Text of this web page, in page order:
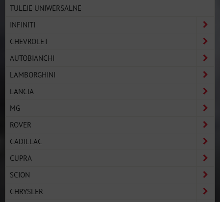
TULEJE UNIWERSALNE
INFINITI
CHEVROLET
AUTOBIANCHI
LAMBORGHINI
LANCIA
MG
ROVER
CADILLAC
CUPRA
SCION
CHRYSLER